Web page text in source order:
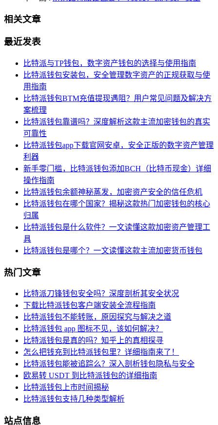
相关文章
最近发表
比特派与TP钱包，数字资产钱包的选择与使用指南
比特派钱包安装包，安全管理数字资产的正规获取与使
用指南
比特派钱包BTM充值提现遇阻？用户常见问题及解决方
案梳理
比特派钱包靠谱吗？深度解析这款主流加密钱包的真实
可靠性
比特派钱包app下载官网安卓，安全正版的数字资产管理
利器
新手零门槛，比特派钱包添加BCH（比特币现金）详细
操作指南
比特派钱包余额神秘蒸发，加密资产安全的信任危机
比特派钱包在哪个国家？揭秘这款热门加密钱包的核心
归属
比特派钱包是什么软件？一文读懂这款加密资产管理工
具
比特派钱包是哪个？一文读懂这款主流加密货币钱包
热门文章
比特派刀锋钱包安全吗？深度剖析其安全状况
下载比特派钱包客户端安装全流程指南
比特派钱包不能转账，原因探究与解决之道
比特派钱包 app 图标不见，该如何解决？
比特派钱包是真的吗？知乎上的真相探寻
怎么把钱充到比特派钱包里？详细指南来了！
比特派钱包能被追踪么？深入剖析钱包隐私与安全
欧易转 USDT 到比特派钱包的详细指南
比特派钱包上市时间揭秘
比特派钱包支持几种类型解析
站点信息